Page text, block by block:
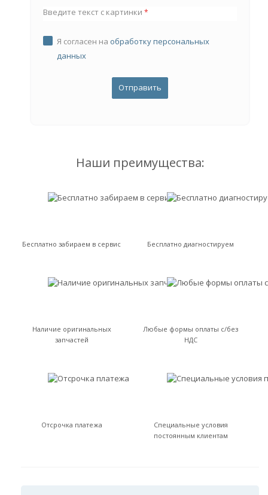
Введите текст с картинки *
Я согласен на обработку персональных
данных
Наши преимущества:
Бесплатно забираем в сервис Бесплатно диагностируем
Наличие оригинальных
запчастей
Любые формы оплаты с/без
НДС
Отсрочка платежа
Специальные условия
постоянным клиентам